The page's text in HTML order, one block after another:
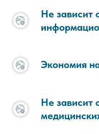
Не зависит
Экономия
Не зависит